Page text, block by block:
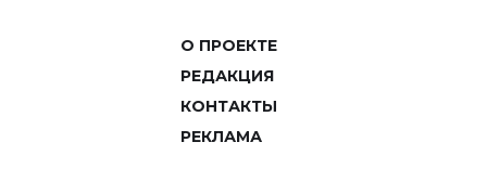
О ПРОЕКТЕ
РЕДАКЦИЯ
КОНТАКТЫ
РЕКЛАМА